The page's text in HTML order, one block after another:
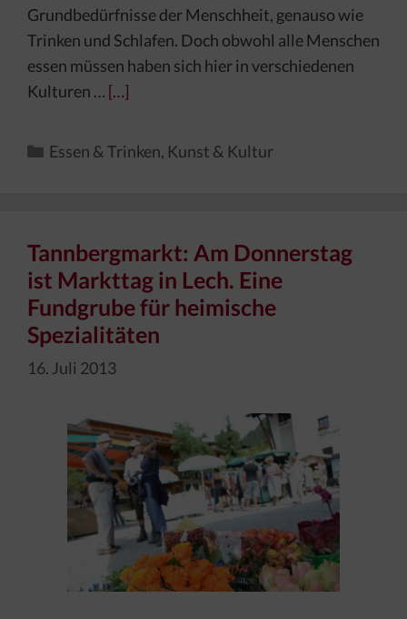
Grundbedürfnisse der Menschheit, genauso wie
Trinken und Schlafen. Doch obwohl alle Menschen
essen müssen haben sich hier in verschiedenen
Kulturen … […]
Kategorien
Essen & Trinken, Kunst & Kultur
Tannbergmarkt: Am Donnerstag
ist Markttag in Lech. Eine
Fundgrube für heimische
Spezialitäten
16. Juli 2013